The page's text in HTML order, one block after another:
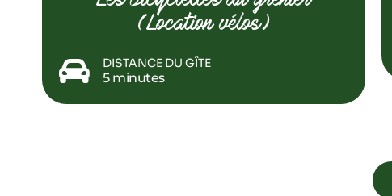
(Location vélos)
DISTANCE DU GÎTE
5 minutes